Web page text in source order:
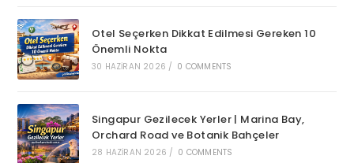
Otel Seçerken Dikkat Edilmesi Gereken 10
Önemli Nokta
30 HAZIRAN 2026 / 0 COMMENTS
Singapur Gezilecek Yerler | Marina Bay,
Orchard Road ve Botanik Bahçeler
28 HAZIRAN 2026 / 0 COMMENTS